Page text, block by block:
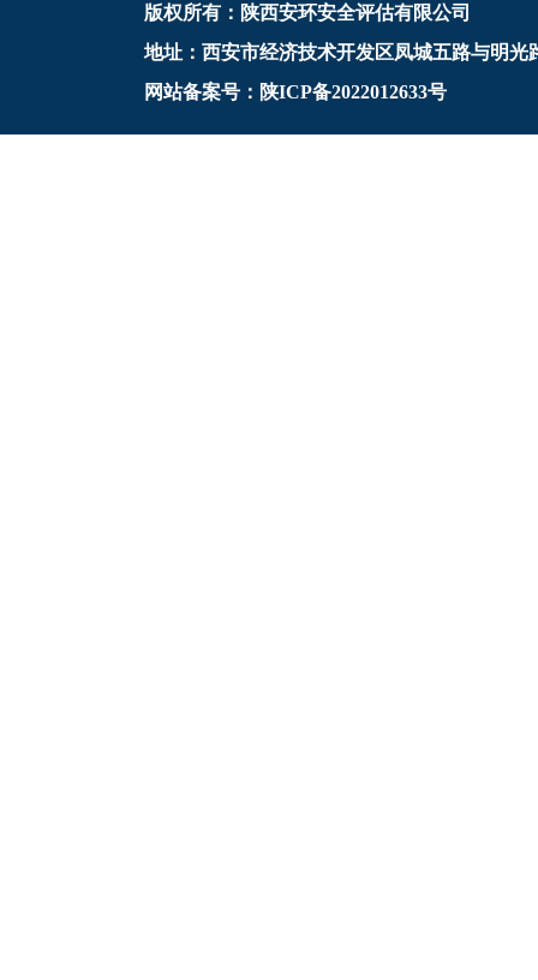
版权所有：陕西安环安全评估有限公司
地址：西安市经济技术开发区凤城五路与明光
网站备案号：陕ICP备2022012633号